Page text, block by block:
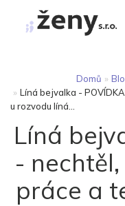
Domů »
» Líná bejvalka -
u rozvodu líná...
Líná
-
práce a